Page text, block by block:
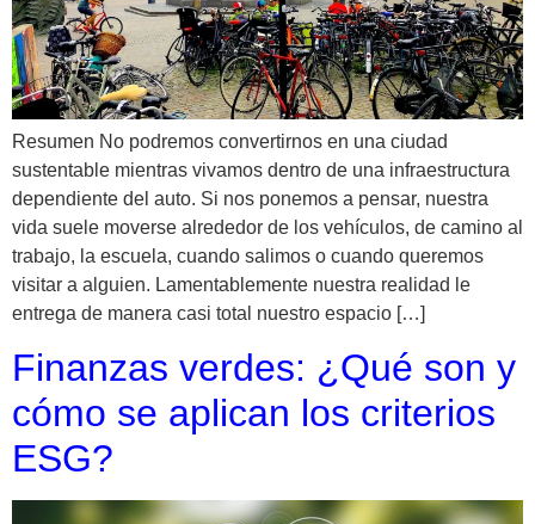
Resumen No podremos convertirnos en una ciudad
sustentable mientras vivamos dentro de una infraestructura
dependiente del auto. Si nos ponemos a pensar, nuestra
vida suele moverse alrededor de los vehículos, de camino al
trabajo, la escuela, cuando salimos o cuando queremos
visitar a alguien. Lamentablemente nuestra realidad le
entrega de manera casi total nuestro espacio […]
Finanzas verdes: ¿Qué son y
cómo se aplican los criterios
ESG?